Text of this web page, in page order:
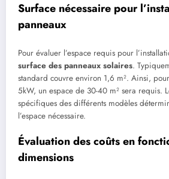
Surface nécessaire pour
panneaux
Pour évaluer l’espace requis pour
surface des panneaux solaires.
standard couvre environ 1,6 m². Ainsi,
5kW, un espace de 30-40 m² sera requis.
spécifiques des différents modèles
l’espace nécessaire.
Évaluation des coûts en
dimensions